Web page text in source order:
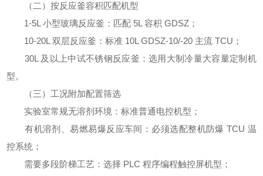
（二）按反应釜容积匹配机型
1-5L 小型玻璃反应釜：匹配 5L 容积 GDSZ；
10-20L 双层反应釜：标准 10L GDSZ-10/-20 主流 TCU；
30L 及以上中试不锈钢反应釜：选用大制冷量大容量定制机
型。
（三）工况附加配置筛选
实验室常规无溶剂环境：标准普通电控机型；
有机溶剂、易燃易爆反应车间：必须选配整机防爆 TCU 温
控系统；
需要多段阶梯工艺：选择 PLC 程序编程触控屏机型；